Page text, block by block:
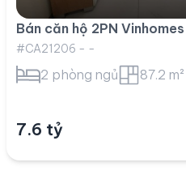
Bán căn hộ 2PN
#CA21206 - -
2 phòng ngủ 87.2 m²
7.6 tỷ